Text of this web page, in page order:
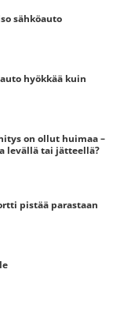
sähköauto
hyökkää kuin
on ollut huimaa –
levällä tai jätteellä?
pistää parastaan